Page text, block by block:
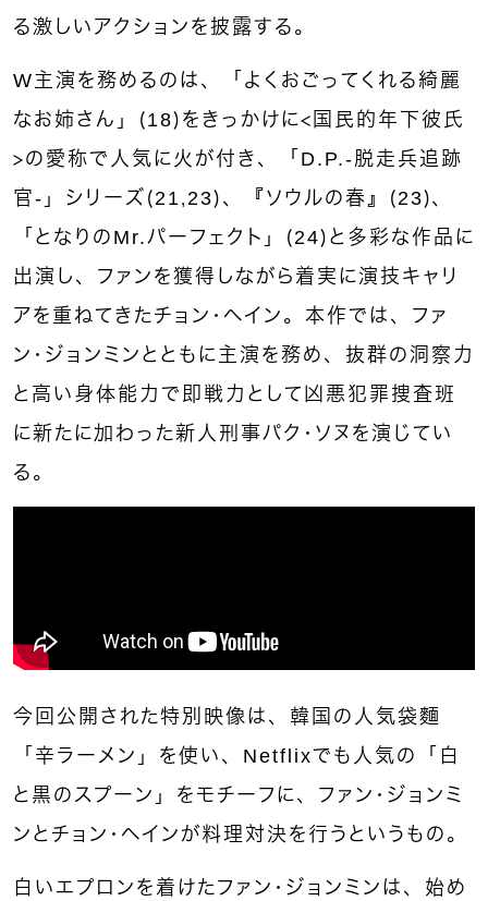
る激しいアクションを披露する。
W主演を務めるのは、「よくおごってくれる綺麗
なお姉さん」（18）をきっかけに＜国民的年下彼氏
＞の愛称で人気に火が付き、「D.P.-脱走兵追跡
官-」シリーズ（21，23）、『ソウルの春』（23）、
「となりのMr.パーフェクト」（24）と多彩な作品に
出演し、ファンを獲得しながら着実に演技キャリ
アを重ねてきたチョン・ヘイン。本作では、ファ
ン・ジョンミンとともに主演を務め、抜群の洞察力
と高い身体能力で即戦力として凶悪犯罪捜査班
に新たに加わった新人刑事パク・ソヌを演じてい
る。
今回公開された特別映像は、韓国の人気袋麵
「辛ラーメン」を使い、Netflixでも人気の「白
と黒のスプーン」をモチーフに、ファン・ジョンミ
ンとチョン・ヘインが料理対決を行うというもの。
白いエプロンを着けたファン・ジョンミンは、始め